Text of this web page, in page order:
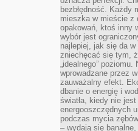
bezbłędność. Każdy
mieszka w mieście z
opakowań, ktoś inny
wybór jest
najlepiej, jak się da
zniechęcać się tym,
„idealnego”
wprowadzane przez
zauważalny efekt.
dbanie o energię i
światła, kiedy nie
energooszczędnych
podczas mycia
– wydają się